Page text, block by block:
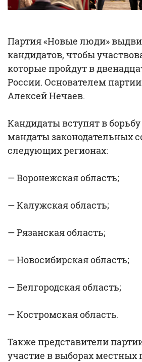
Партия «Новые люди»
кандидатов, чтобы
которые пройдут в
России. Основателем
Алексей Нечаев.
Кандидаты вступят в борьбу
мандаты законодательных
следующих регионах:
— Воронежская область;
— Калужская область;
— Рязанская область;
— Новосибирская область;
— Белгородская область;
— Костромская область.
Также представители
участие в выборах местных